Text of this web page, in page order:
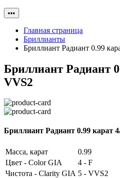
•••
Главная страница
Бриллианты
Бриллиант Радиант 0.99
Бриллиант Радиант
VVS2
Бриллиант Радиант 0.99 карат
Масса, карат
0.99
Цвет - Color GIA
4 - F
Чистота - Clarity GIA 5 - VVS2